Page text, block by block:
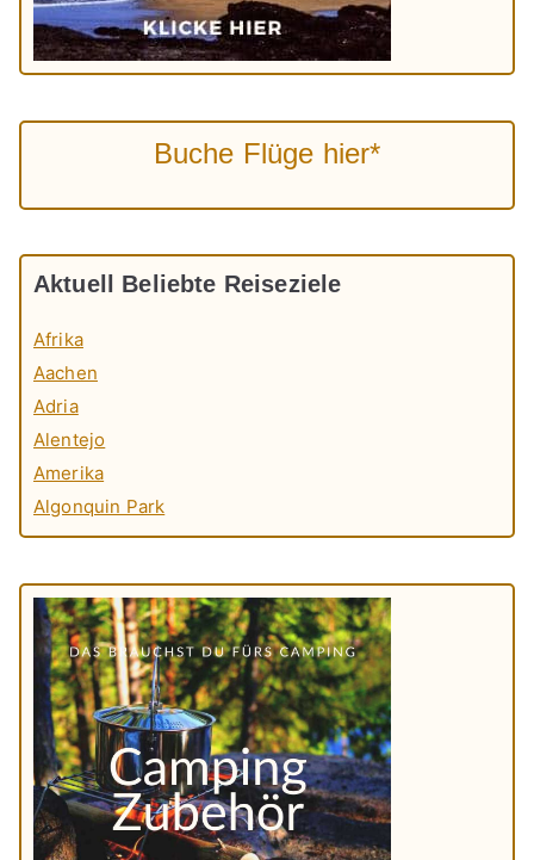
Buche Flüge hier*
Aktuell Beliebte Reiseziele
Afrika
Aachen
Adria
Alentejo
Amerika
Algonquin Park